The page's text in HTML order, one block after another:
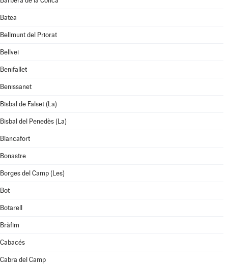
Batea
Bellmunt del Priorat
Bellvei
Benifallet
Benissanet
Bisbal de Falset (La)
Bisbal del Penedès (La)
Blancafort
Bonastre
Borges del Camp (Les)
Bot
Botarell
Bràfim
Cabacés
Cabra del Camp